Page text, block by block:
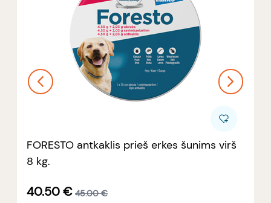
FORESTO antkaklis prieš erkes šunims virš
8 kg.
40.50€ 45.00 €